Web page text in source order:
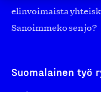
elinvoimaista
Sanoimmeko sen jo?
Suomalainen työ